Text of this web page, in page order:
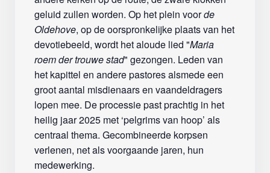
geluid zullen worden. Op het plein voorde
Oldehove, op de oorspronkelijke plaats van het
devotiebeeld, wordt het aloude lied "Maria
roem der trouwe stad" gezongen. Leden van
het kapittel en andere pastores alsmede een
groot aantal misdienaars en vaandeldragers
lopen mee. De processie past prachtig in het
heilig jaar 2025 met ‘pelgrims van hoop’ als
centraal thema. Gecombineerde korpsen
verlenen, net als voorgaande jaren, hun
medewerking.